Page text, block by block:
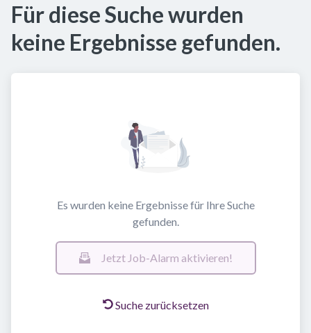
Für diese Suche wurden
keine Ergebnisse gefunden.
Es wurden keine Ergebnisse für Ihre Suche
gefunden.
Jetzt Job-Alarm aktivieren!
Suche zurücksetzen